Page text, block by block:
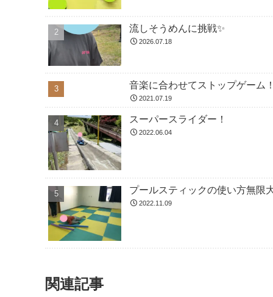
流しそうめんに挑戦✨
2026.07.18
音楽に合わせてストップゲーム
2021.07.19
スーパースライダー！
2022.06.04
プールスティックの使い方無限
2022.11.09
関連記事